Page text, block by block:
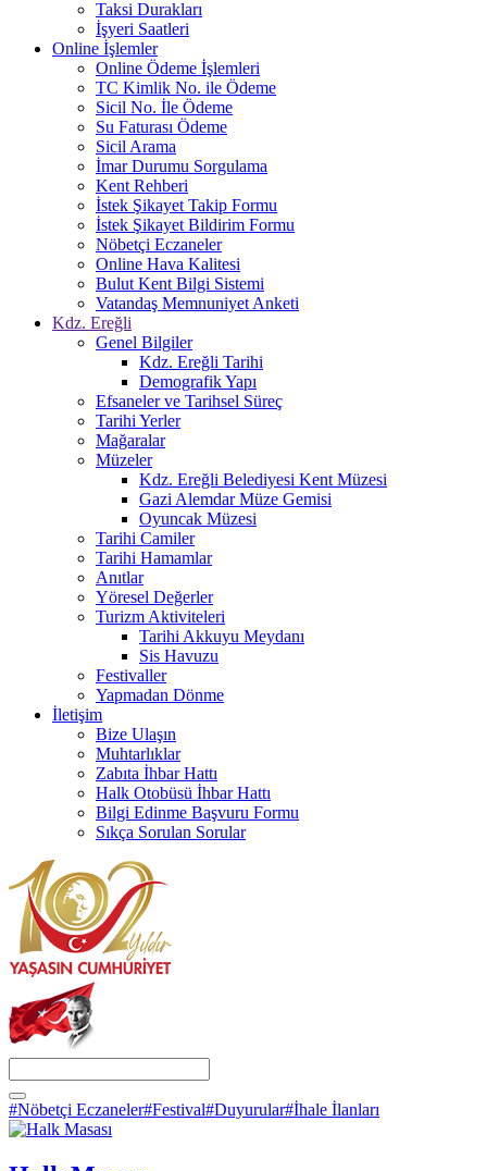
Taksi Durakları
İşyeri Saatleri
Online İşlemler
Online Ödeme İşlemleri
TC Kimlik No. ile Ödeme
Sicil No. İle Ödeme
Su Faturası Ödeme
Sicil Arama
İmar Durumu Sorgulama
Kent Rehberi
İstek Şikayet Takip Formu
İstek Şikayet Bildirim Formu
Nöbetçi Eczaneler
Online Hava Kalitesi
Bulut Kent Bilgi Sistemi
Vatandaş Memnuniyet Anketi
Kdz. Ereğli
Genel Bilgiler
Kdz. Ereğli Tarihi
Demografik Yapı
Efsaneler ve Tarihsel Süreç
Tarihi Yerler
Mağaralar
Müzeler
Kdz. Ereğli Belediyesi Kent Müzesi
Gazi Alemdar Müze Gemisi
Oyuncak Müzesi
Tarihi Camiler
Tarihi Hamamlar
Anıtlar
Yöresel Değerler
Turizm Aktiviteleri
Tarihi Akkuyu Meydanı
Sis Havuzu
Festivaller
Yapmadan Dönme
İletişim
Bize Ulaşın
Muhtarlıklar
Zabıta İhbar Hattı
Halk Otobüsü İhbar Hattı
Bilgi Edinme Başvuru Formu
Sıkça Sorulan Sorular
#Nöbetçi Eczaneler#Festival#Duyurular#İhale İlanları